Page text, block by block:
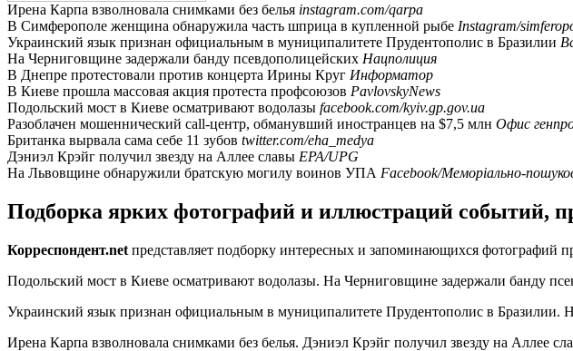
Ирена Карпа взволновала снимками без белья instagram.com/qarpa
В Симферополе женщина обнаружила часть шприца в купленной рыбе Instagram/
Украинский язык признан официальным в муниципалитете Прудентополис в Бразилии
На Черниговщине задержали банду псевдополицейских Нацполиция
В Днепре протестовали против концерта Ирины Круг Информатор
В Киеве прошла массовая акция протеста профсоюзов PavlovskyNews
Подольский мост в Киеве осматривают водолазы facebook.com/kyiv.gp.gov.ua
Разоблачен мошеннический call-центр, обманувший иностранцев на $7,5 млн Офис
Британка вырвала сама себе 11 зубов twitter.com/eha_medya
Дэниэл Крэйг получил звезду на Аллее славы EPA/UPG
На Львовщине обнаружили братскую могилу воинов УПА Facebook/Меморіально-
Подборка ярких фотографий и иллюстраций событий,
Корреспондент.net представляет подборку интересных и запоминающихся фотографий
Подольский мост в Киеве осматривают водолазы. На Черниговщине задержали банду
Украинский язык признан официальным в муниципалитете Прудентополис в
Ирена Карпа взволновала снимками без белья. Дэниэл Крэйг получил звезду на Аллее